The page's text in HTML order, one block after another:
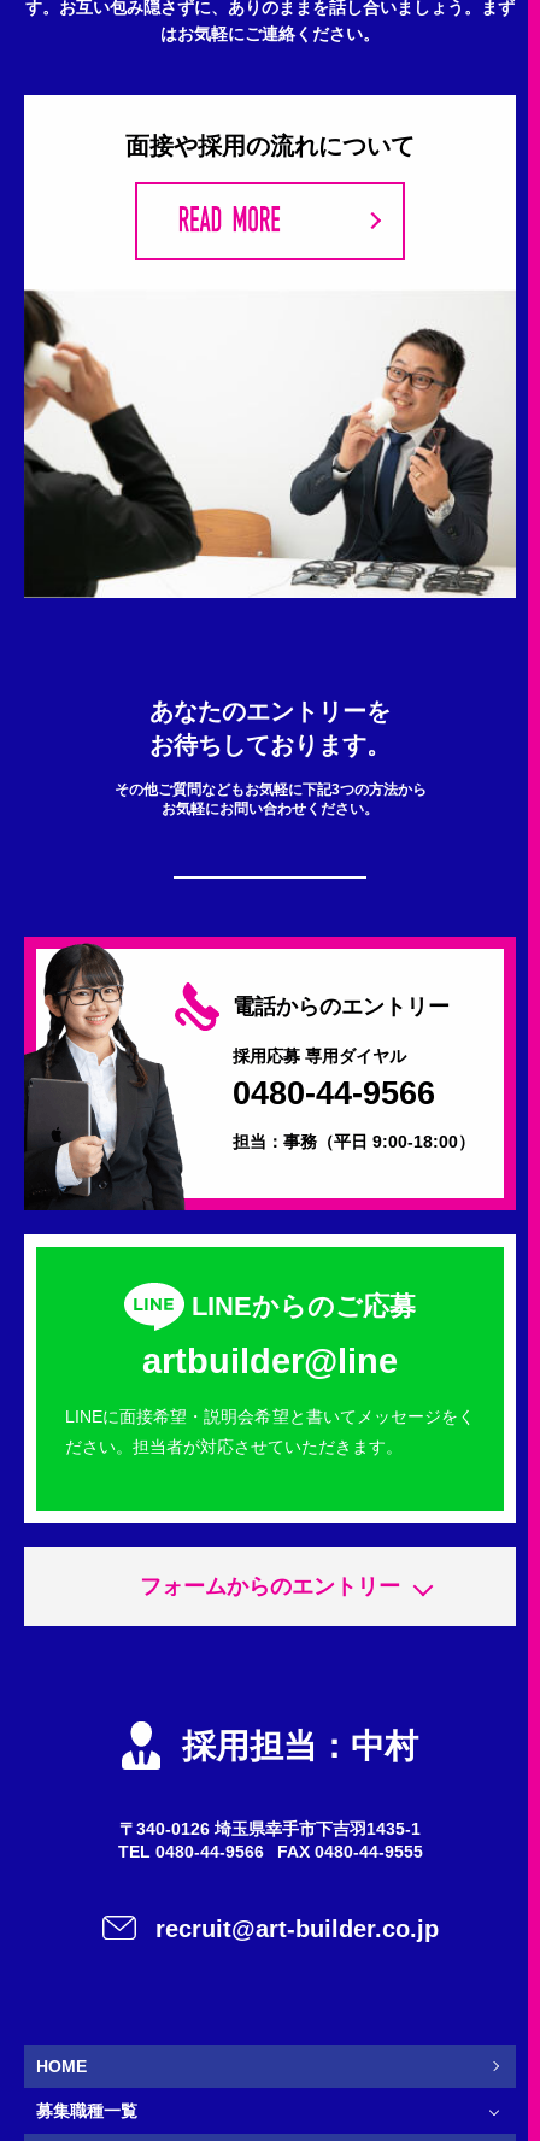
す。 お互い包み隠さずに、ありのままを話し合いましょう。
まず
はお気軽にご連絡ください。
面接や採用の流れについて
あなたのエントリーを
お待ちしております。
その他ご質問などもお気軽に下記3つの方法から
お気軽にお問い合わせください。
電話からのエントリー
採用応募 専用ダイヤル
0480-44-9566
担当：事務 （平日 9:00-18:00）
LINEからのご応募
artbuilder@line
LINEに面接希望・説明会希望と書いてメッセージをく
ださい。担当者が対応させていただきます。
フォームからのエントリー
会社説明会
施工スタッフ（鳶職人）
新卒
必須 お名前
採用担当：中村
〒340-0126 埼玉県幸手市下吉羽1435-1
TEL 0480-44-9566 FAX 0480-44-9555
recruit@art-builder.co.jp
HOME
募集職種一覧